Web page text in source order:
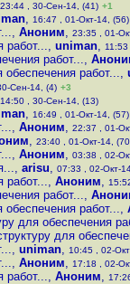
23:44 , 30-Сен-14, (41) +1
, 16:47 , 01-Окт-14, (56)
, Аноним, 23:35 , 01-
работ..., uniman,
работ...,
работ...,
Сен-14, (4) +3
14:50 , 30-Сен-14, (13)
, 16:49 , 01-Окт-14, (57)
, Аноним, 22:37 , 01-
, 23:40 , 01-Окт-14,
, Аноним, 03:38 , 02-
, arisu, 07:33 , 02-Окт-
работ..., Аноним,
работ...,
работ...,
для обеспечения
для
, uniman, 10:45 , 02-
, Аноним, 17:18 , 02-
работ..., Аноним,